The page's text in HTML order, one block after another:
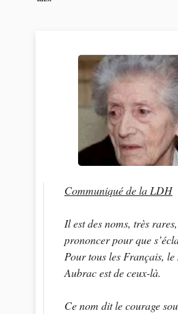
Communiqué de la LDH
Il est des noms, très
prononcer pour que
Pour tous les Français,
Aubrac est de ceux-là.
Ce nom dit le courage